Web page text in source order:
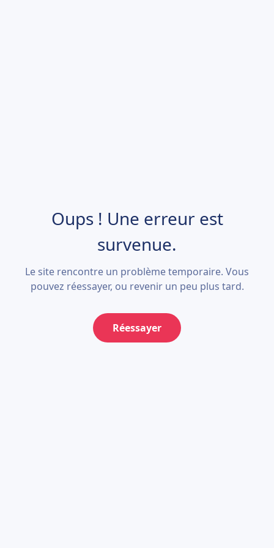
Oups ! Une erreur est
survenue.
Le site rencontre un problème temporaire. Vous
pouvez réessayer, ou revenir un peu plus tard.
Réessayer